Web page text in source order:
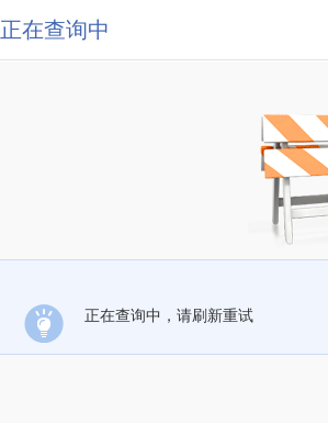
正在查询中
正在查询中，请刷新重试